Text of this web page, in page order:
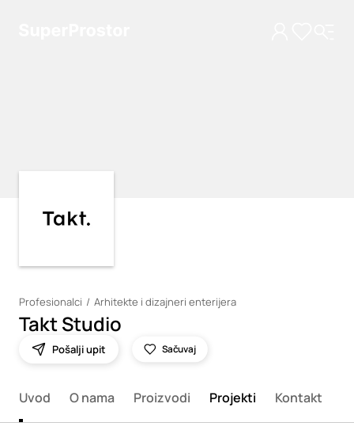
Profesionalci Arhitekte i dizajneri enterijera
Takt Studio
Pošalji upit Sačuvaj
Uvod O nama Proizvodi Projekti Kontakt